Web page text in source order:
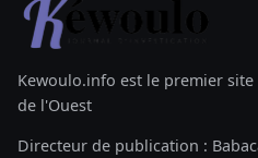
Kewoulo.info est le premier
de l'Ouest
Directeur de publication :